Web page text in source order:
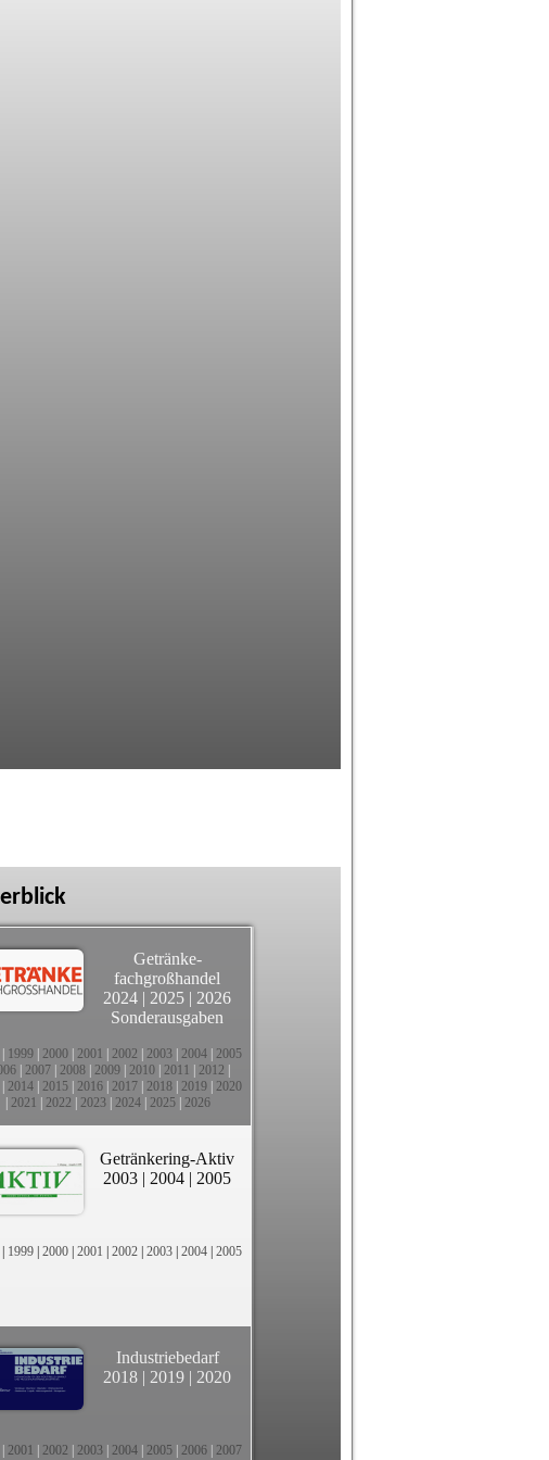
Getränke-
fachgroßhandel
2024 | 2025 | 2026
Sonderausgaben
1999 2000 2001 2002 2003 2004 2005
2007 2008 2009 2010 2011 2012
2014 2015 2016 2017 2018 2019 2020
2021 2022 2023| 2024| 2025| 2026
Getränkering-Aktiv
2003 | 2004 | 2005
| 1999 | 2000 | 2001 | 2002 | 2003 | 2004 | 2005
Industriebedarf
2018 | 2019 | 2020
2001 2002 2003 2004 2005 2006 2007